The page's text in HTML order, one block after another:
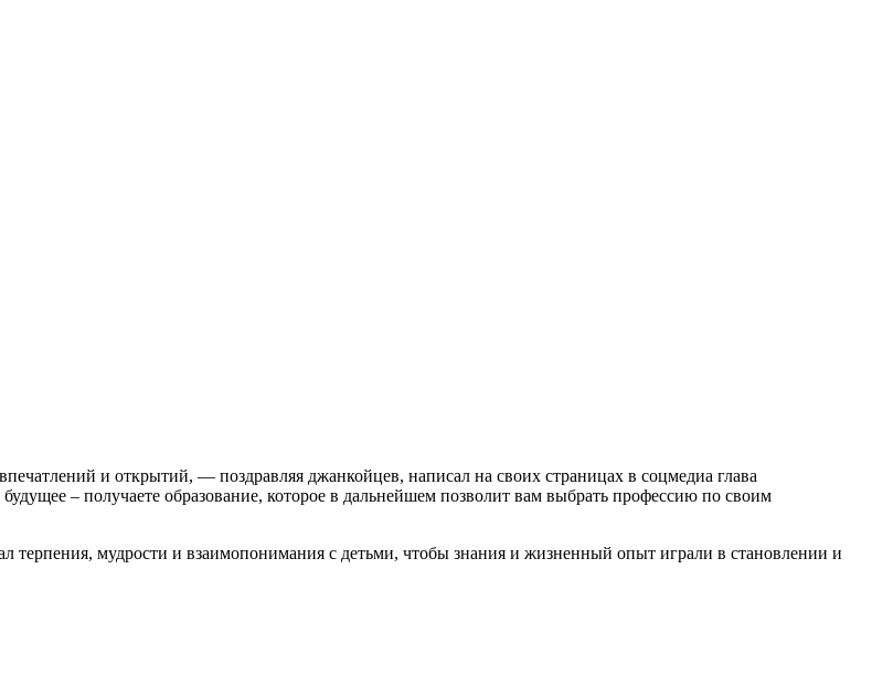
и открытий, — поздравляя джанкойцев, написал на своих страницах в соцмедиа глава
– получаете образование, которое в дальнейшем позволит вам выбрать профессию по своим
мудрости и взаимопонимания с детьми, чтобы знания и жизненный опыт играли в становлении и